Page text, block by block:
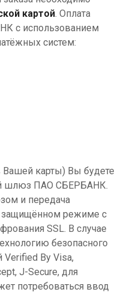
картой. Оплата
с использованием
систем:
карты) Вы будете
шлюз ПАО СБЕРБАНК.
и передача
защищённом режиме с
SSL. В случае
безопасного
Verified By Visa,
J-Secure, для
потребоваться ввод